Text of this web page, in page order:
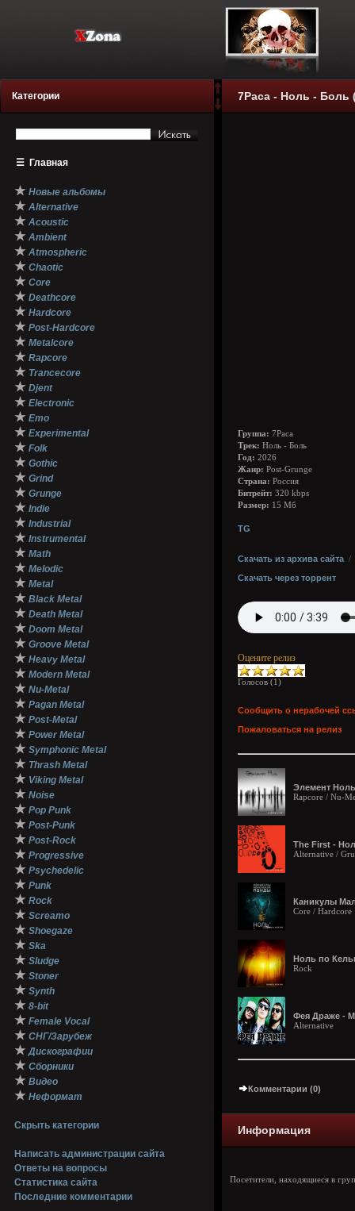
Категории
☰ Главная
★ Новые альбомы
★ Alternative
★ Acoustic
★ Ambient
★ Atmospheric
★ Chaotic
★ Core
★ Deathcore
★ Hardcore
★ Post-Hardcore
★ Metalcore
★ Rapcore
★ Trancecore
★ Djent
★ Electronic
★ Emo
★ Experimental
★ Folk
★ Gothic
★ Grind
★ Grunge
★ Indie
★ Industrial
★ Instrumental
★ Math
★ Melodic
★ Metal
★ Black Metal
★ Death Metal
★ Doom Metal
★ Groove Metal
★ Heavy Metal
★ Modern Metal
★ Nu-Metal
★ Pagan Metal
★ Post-Metal
★ Power Metal
★ Symphonic Metal
★ Thrash Metal
★ Viking Metal
★ Noise
★ Pop Punk
★ Post-Punk
★ Post-Rock
★ Progressive
★ Psychedelic
★ Punk
★ Rock
★ Screamo
★ Shoegaze
★ Ska
★ Sludge
★ Stoner
★ Synth
★ 8-bit
★ Female Vocal
★ СНГ/Зарубеж
★ Дискографии
★ Сборники
★ Видео
★ Неформат
Скрыть категории
Написать администрации сайта
Ответы на вопросы
Статистика сайта
Последние комментарии
7Раса - Ноль - Боль
Группа: 7Раса
Трек: Ноль - Боль
Год: 2026
Жанр: Post-Grunge
Страна: Россия
Битрейт: 320 kbps
Размер: 15 Мб
TG
Скачать из архива сайта /
Скачать через торрент
Оцените релиз
Голосов (1)
Сообщить о нерабочей
Пожаловаться на релиз
Элемент
Rapcore / Nu-
The First -
Alternative /
Каникулы
Core / Hardcore
Ноль по
Rock
Фея Драже -
Alternative
Комментарии (0)
Информация
Посетители, находящиеся в